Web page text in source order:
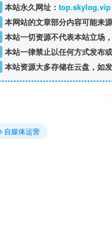
本站永久网址： top.skylog.vip
本网站的文章部分内容可能来
本站一切资源不代表本站立场
本站一律禁止以任何方式发布
本站资源大多存储在云盘，如
自媒体运营